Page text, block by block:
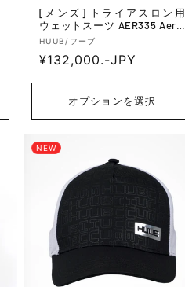
[メンズ] トライアスロン用
ウェットスーツ AER335 Aerio
us 3 3:5 - Black/Grey
販
売
HUUB/フーブ
通
常
格
¥132,000.-JPY
オプションを選択
NEW